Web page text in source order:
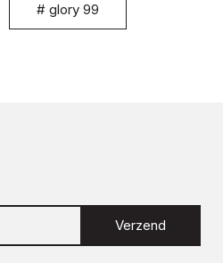
# glory 99
Verzend